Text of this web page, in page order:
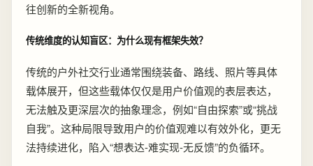
往创新的全新视角。
传统维度的认知盲区：为什么现有框架失效？
传统的户外社交行业通常围绕装备、路线、照片等具体
载体展开，但这些载体仅仅是用户价值观的表层表达，
无法触及更深层次的抽象理念，例如“自由探索”或“挑战
自我”。这种局限导致用户的价值观难以有效外化，更无
法持续进化，陷入“想表达-难实现-无反馈”的负循环。